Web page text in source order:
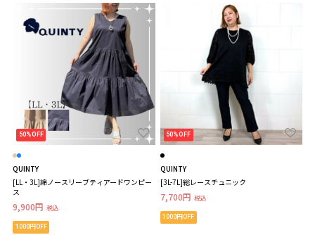
50%OFF
QUINTY
[LL・3L]綿ノースリーブティアードワンピー
ス
9,900円 税込
1000円OFF
50%OFF
QUINTY
[3L-7L]総レースチュニック
7,700円 税込
1000円OFF